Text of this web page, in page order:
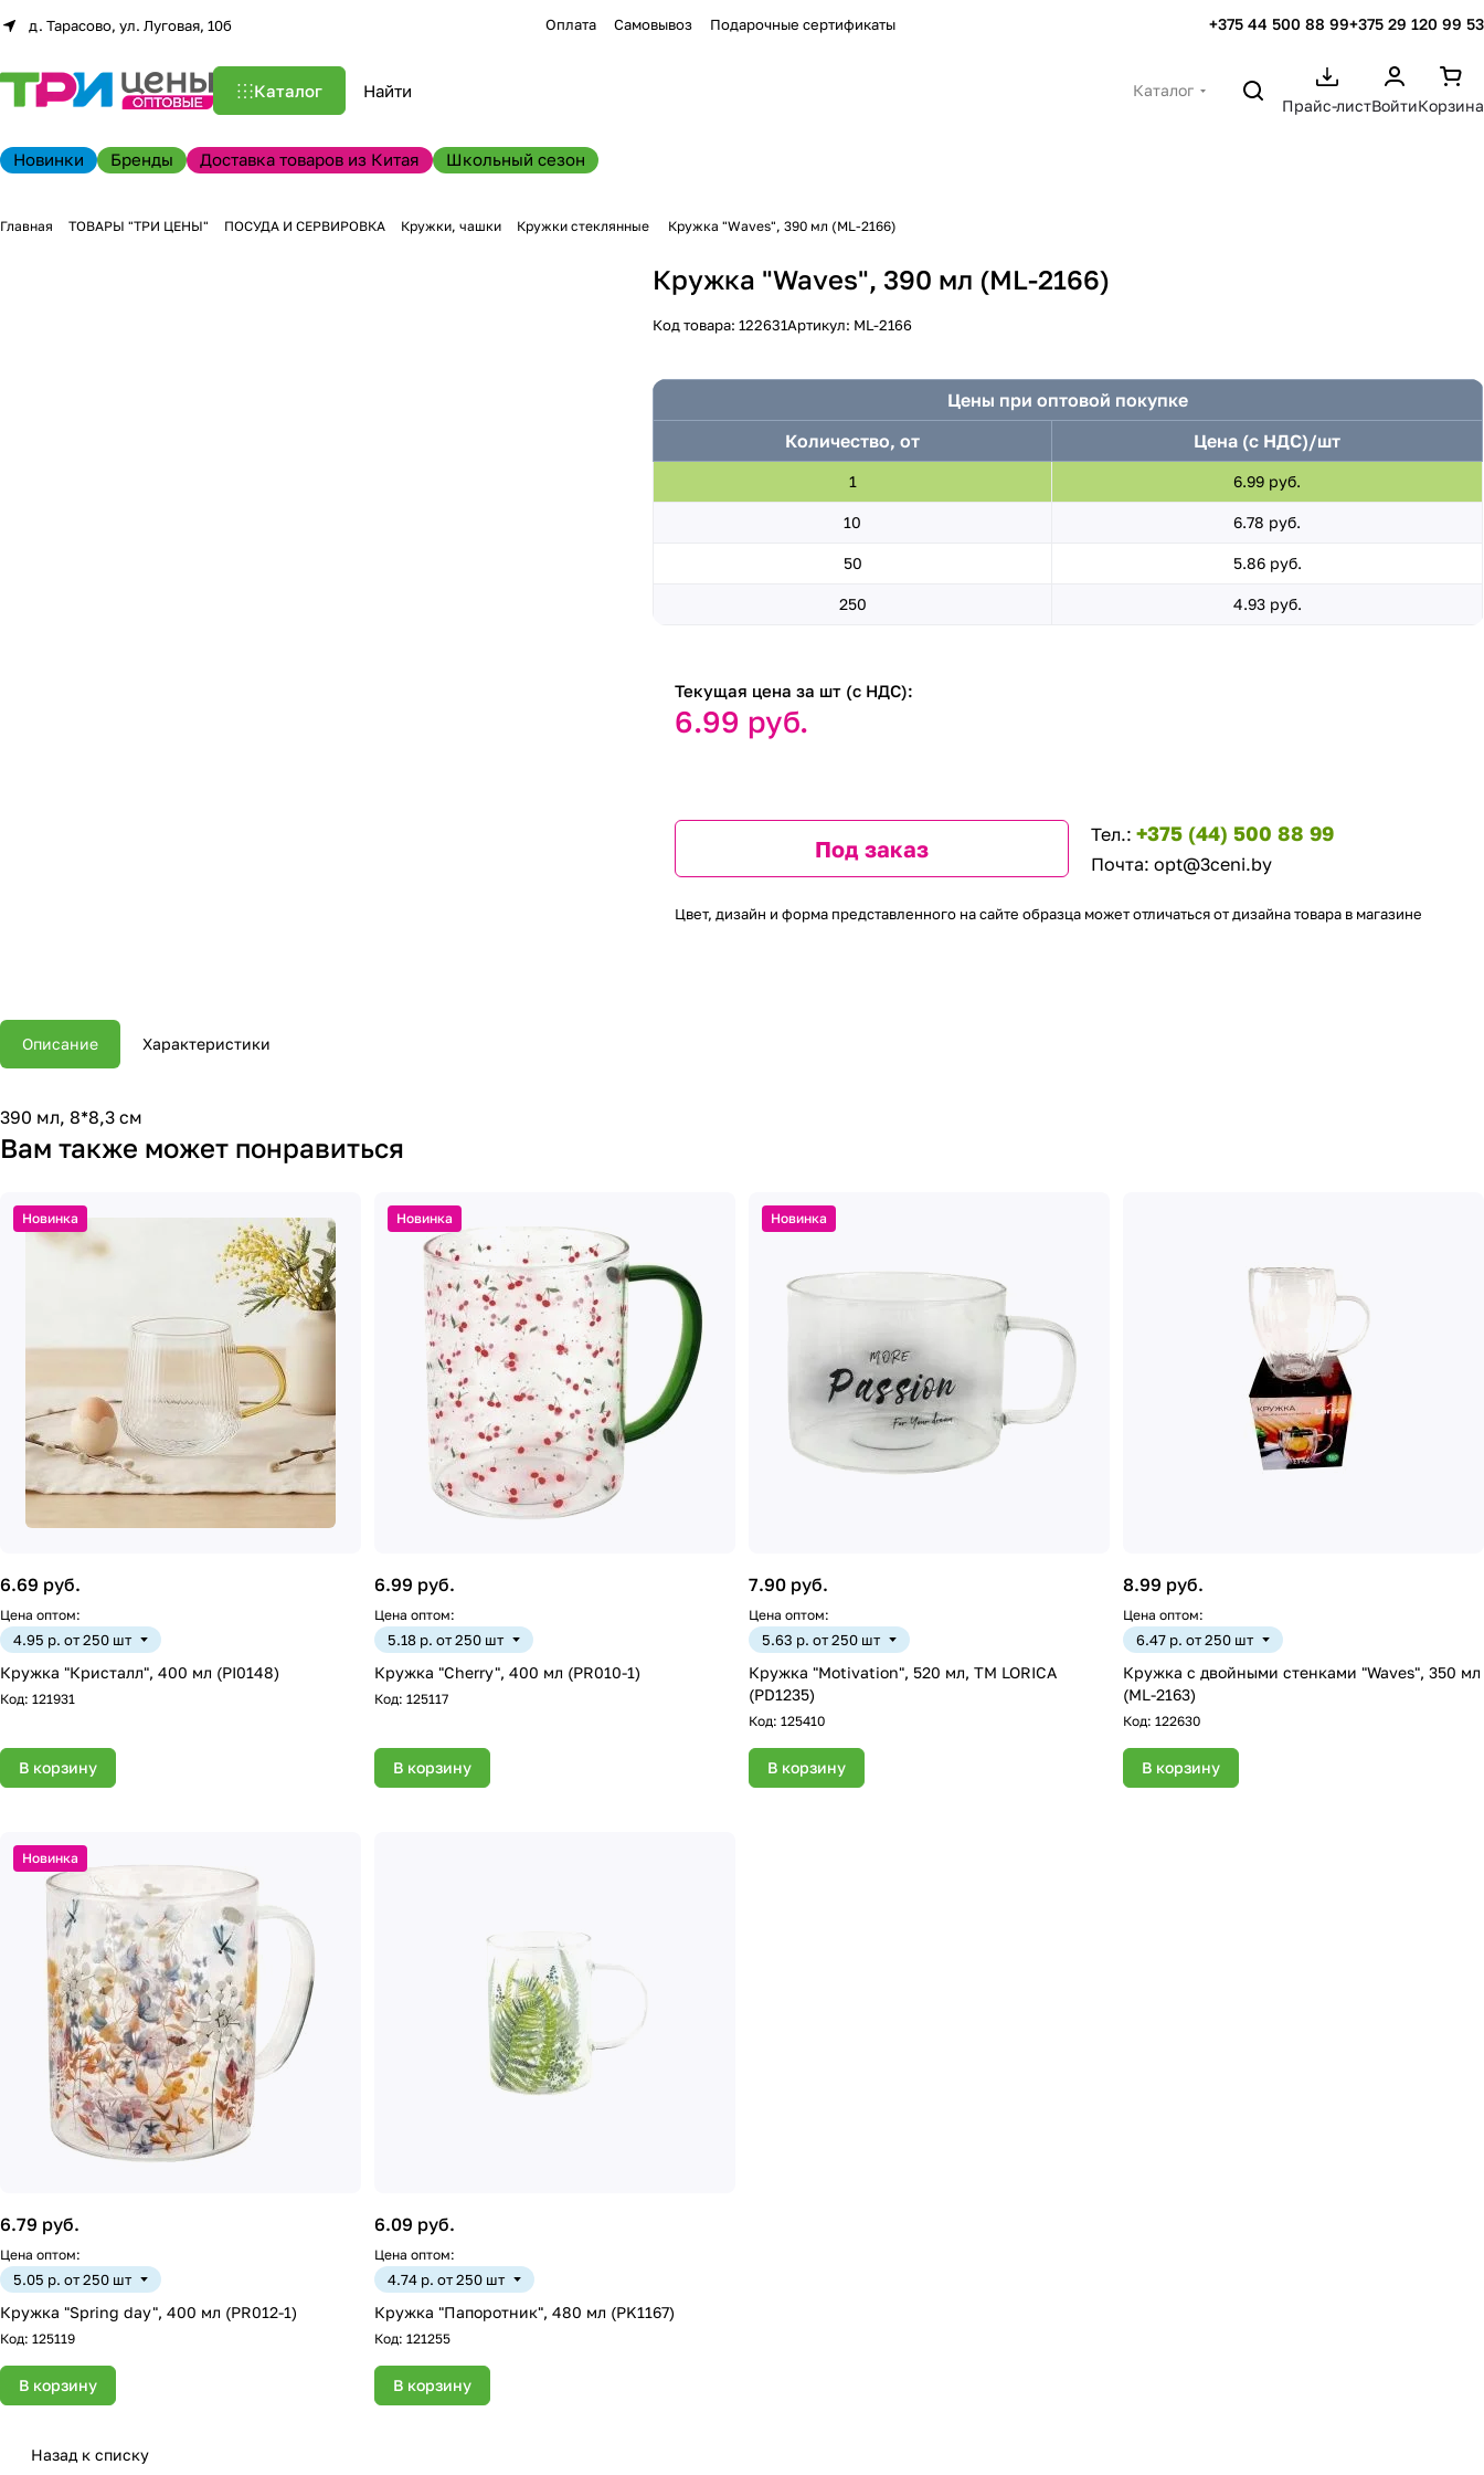
д. Тарасово, ул. Луговая, 10б Оплата Самовывоз Подарочные сертификаты +375 44 500 88 99+375 29 120 99 53
Каталог
Каталог
Прайс-листВойтиКорзина
Новинки Бренды Доставка товаров из Китая Школьный сезон
Главная ТОВАРЫ "ТРИ ЦЕНЫ" ПОСУДА И СЕРВИРОВКА Кружки, чашки Кружки стеклянные Кружка "Waves", 390 мл (ML-2166)
Кружка "Waves", 390 мл (ML-2166)
Код товара:122631Артикул: ML-2166
Цены при оптовой покупке
Количество, от
Цена (с НДС)/шт
1 6.99 руб.
10 6.78 руб.
50 5.86 руб.
250 4.93 руб.
Текущая цена за шт (с НДС):
6.99 руб.
Под заказ
Тел.: +375 (44) 500 88 99
Почта: opt@3ceni.by
Цвет, дизайн и форма представленного на сайте образца может отличаться от дизайна товара в магазине
Описание Характеристики
390 мл, 8*8,3 см
Вам также может понравиться
Новинка
6.69 руб.
Цена оптом:
4.95 р. от 250 шт
Кружка "Кристалл", 400 мл (PI0148)
Код: 121931
В корзину
Новинка
6.99 руб.
Цена оптом:
5.18 р. от 250 шт
Кружка "Cherry", 400 мл (PR010-1)
Код: 125117
В корзину
Новинка
7.90 руб.
Цена оптом:
5.63 р. от 250 шт
Кружка "Motivation", 520 мл, ТМ LORICA
(PD1235)
Код: 125410
В корзину
8.99 руб.
Цена оптом:
6.47 р. от 250 шт
Кружка с двойными стенками "Waves", 350 мл
(ML-2163)
Код: 122630
В корзину
Новинка
6.79 руб.
Цена оптом:
5.05 р. от 250 шт
Кружка "Spring day", 400 мл (PR012-1)
Код: 125119
В корзину
6.09 руб.
Цена оптом:
4.74 р. от 250 шт
Кружка "Папоротник", 480 мл (PK1167)
Код: 121255
В корзину
Назад к списку